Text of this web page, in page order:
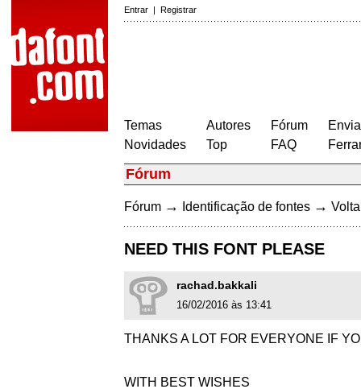
Entrar | Registrar
Temas
Novidades
Autores
Top
Fórum
FAQ
Fórum
Fórum → Identificação de fontes →
NEED THIS FONT PLEASE
rachad.bakkali
16/02/2016 às 13:41
THANKS A LOT FOR EVERYONE IF
WITH BEST WISHES